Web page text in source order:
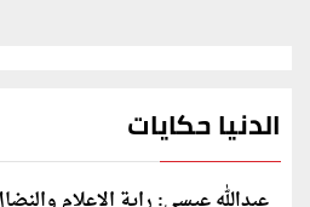
الدنيا حكايات